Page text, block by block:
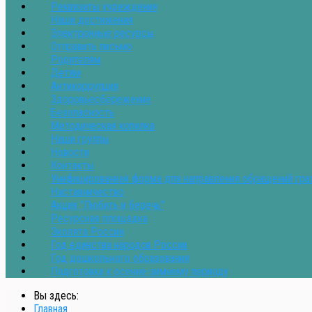
Реквизиты учреждения
Наши достижения
Электронные ресурсы
Отправить письмо
Родителям
Детям
Антикоррупция
Здоровьесбережение
Безопасность
Методическая копилка
Наши группы
Новости
Контакты
Унифицированная форма для направления обращений
Наставничество
Акция "Любить и беречь"
Ресурсная площадка
Эколята России
Год единства народов России
Год дошкольного образования
Подготовка к осенне-зимнему периоду
Вы здесь:
Главная